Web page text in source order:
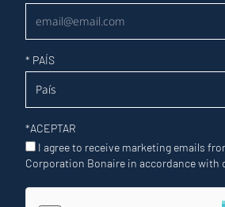
* PAÍS
*ACEPTAR
I agree to receive marketing emails
Corporation Bonaire in accordance with